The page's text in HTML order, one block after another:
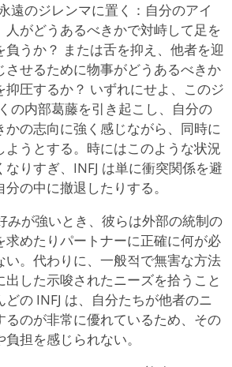
遠のジレンマに置く：自分のアイ
人がどうあるべきかで対峙して足を
負うか？ または舌を抑え、他者を迎
させるために物事がどうあるべきか
圧するか？ いずれにせよ、このジ
の内部葛藤を引き起こし、自分の
かの志向に強く感じながら、同時に
ようとする。時にはこのような状況
りすぎ、INFJ は単に衝突関係を避
の中に撤退したりする。
みが強いとき、彼らは外部の統制の
求めたりパートナーに正確に何が必
い。代わりに、一般적で無害な方法
出した示唆されたニーズを拾うこと
の INFJ は、自分たちが他者のニ
るのが非常に優れているため、その
担を感じられない。